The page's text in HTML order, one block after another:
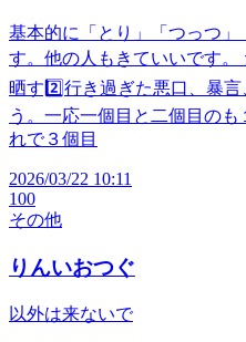
基本的に「とり」「つっつ
す。他の人もきていいです
晒す2️⃣行き過ぎた悪口、暴
う。一応一個目と二個目の
れで３個目
2026/03/22 10:11
100
その他
りんいおつぐ
以外は来ないで